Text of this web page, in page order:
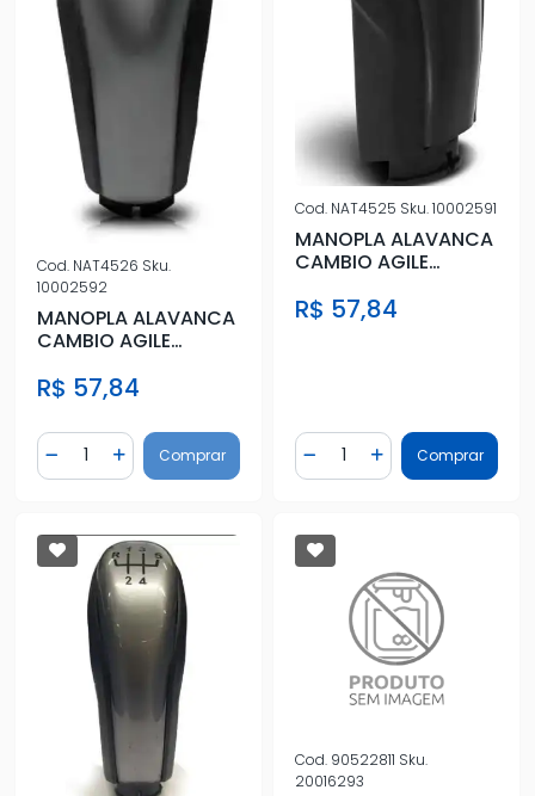
Cod. NAT4526 Sku.
10002592
MANOPLA ALAVANCA
CAMBIO AGILE
PRATA/PRETO
R$ 57,84
Diminuir Quantidade
Quantidade
Adicionar Quantidade
Comprar
Cod. NAT4525 Sku.10002591
MANOPLA ALAVANCA
CAMBIO AGILE
R$ 57,84
Diminuir Quantidade
Quantidade
AdicionarComprar
Cod. 90522811 Sku.
20016293